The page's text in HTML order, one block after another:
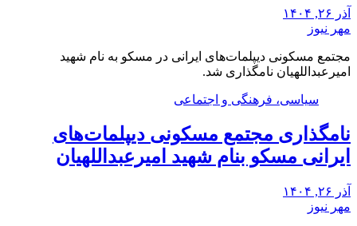
آذر ۲۶, ۱۴۰۴
مهر نیوز
مجتمع مسکونی دیپلمات‌های ایرانی در مسکو به نام شهید
امیرعبداللهیان نامگذاری شد.
سیاسی، فرهنگی و اجتماعی
نامگذاری مجتمع مسکونی دیپلمات‌های
ایرانی مسکو بنام شهید امیرعبداللهیان
آذر ۲۶, ۱۴۰۴
مهر نیوز